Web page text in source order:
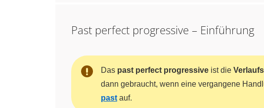
Past perfect progressive – Einführung
Das past perfect progressive ist die
dann gebraucht, wenn eine vergangene
past auf.